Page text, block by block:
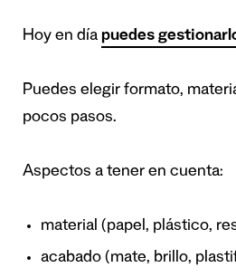
Hoy en día puedes
Puedes elegir formato,
pocos pasos.
Aspectos a tener en cuenta:
material (papel, plástico,
acabado (mate, brillo,